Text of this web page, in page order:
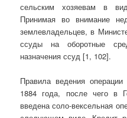
сельским хозяевам в
Принимая во внимание
землевладельцев, в
ссуды на оборотные
назначения ссуд [1, 102].
Правила ведения
1884 года, после чего в
введена соло-вексельная